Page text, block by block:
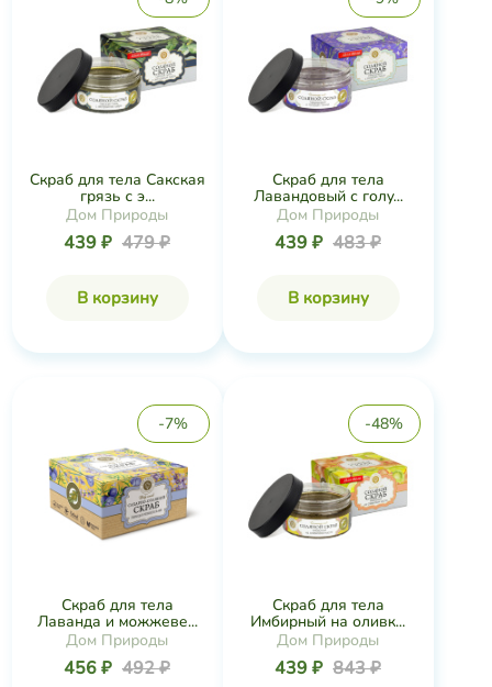
Скраб для тела Сакская
грязь с э...
Дом Природы
439 ₽ 479 ₽
В корзину
Скраб для тела
Лавандовый с голу...
Дом Природы
439 ₽ 483 ₽
В корзину
-7%
Скраб для тела
Лаванда и можжеве...
Дом Природы
456 ₽ 492 ₽
-48%
Скраб для тела
Имбирный на оливк...
Дом Природы
439 ₽ 843 ₽